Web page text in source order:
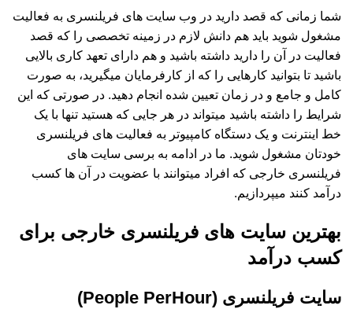
شما زمانی که قصد دارید در وب سایت های فریلنسری به فعالیت
مشغول شوید باید هم دانش لازم در زمینه تخصصی را که قصد
فعالیت در آن را دارید داشته باشید و هم دارای تعهد کاری بالایی
باشید تا بتوانید کارهایی را که از کارفرمایان میگیرید، به صورت
کامل و جامع و در زمان تعیین شده انجام دهید. در صورتی که این
شرایط را داشته باشید میتواند در هر جایی که هستید تنها با یک
خط اینترنت و یک دستگاه کامپیوتر به فعالیت های فریلنسری
خودتان مشغول شوید. ما در ادامه به برسی سایت های
فریلنسری خارجی که افراد میتوانند با عضویت در آن ها کسب
درآمد کنند میپردازیم.
بهترین سایت های فریلنسری خارجی برای
کسب درآمد
سایت فریلنسری (People PerHour)